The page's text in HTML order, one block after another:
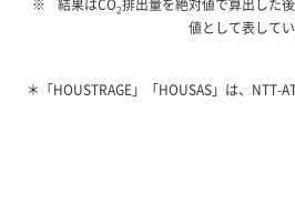
2
値として表してい
＊「HOUSTRAGE」「HOUSAS」は、NTT-